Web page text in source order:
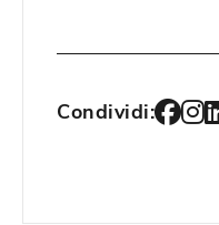
Condividi: